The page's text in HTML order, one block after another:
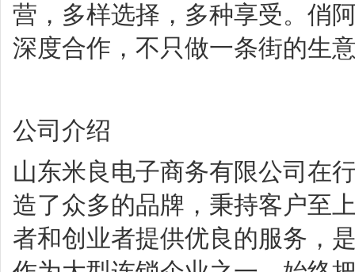
营，多样选择，多种享受。俏
深度合作，不只做一条街的生
公司介绍
山东米良电子商务有限公司在
造了众多的品牌，秉持客户至
者和创业者提供优良的服务，